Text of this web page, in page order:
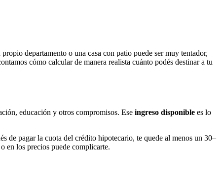
departamento o una casa con patio puede ser muy tentador,
cómo calcular de manera realista cuánto podés destinar a tu
educación y otros compromisos. Ese ingreso disponible es lo
de pagar la cuota del crédito hipotecario, te quede al menos un 30–
en los precios puede complicarte.